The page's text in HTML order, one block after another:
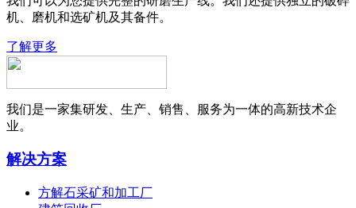
机、磨机和选矿机及其备件。
了解更多
我们是一家集研发、生产、销售、服务为一体的高新技术企
业。
解决方案
方解石采矿和加工厂